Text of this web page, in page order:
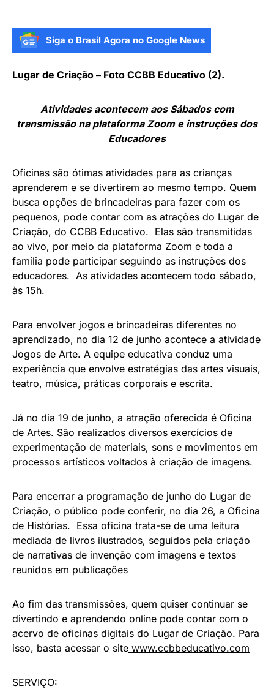
Siga o Brasil Agora no Google News
Lugar de Criação – Foto CCBB Educativo (2).
Atividades acontecem aos Sábados com
transmissão na plataforma Zoom e instruções dos
Educadores
Oficinas são ótimas atividades para as crianças
aprenderem e se divertirem ao mesmo tempo. Quem
busca opções de brincadeiras para fazer com os
pequenos, pode contar com as atrações do Lugar de
Criação, do CCBB Educativo. Elas são transmitidas
ao vivo, por meio da plataforma Zoom e toda a
família pode participar seguindo as instruções dos
educadores. As atividades acontecem todo sábado,
às 15h.
Para envolver jogos e brincadeiras diferentes no
aprendizado, no dia 12 de junho acontece a atividade
Jogos de Arte. A equipe educativa conduz uma
experiência que envolve estratégias das artes visuais,
teatro, música, práticas corporais e escrita.
Já no dia 19 de junho, a atração oferecida é Oficina
de Artes. São realizados diversos exercícios de
experimentação de materiais, sons e movimentos em
processos artísticos voltados à criação de imagens.
Para encerrar a programação de junho do Lugar de
Criação, o público pode conferir, no dia 26, a Oficina
de Histórias. Essa oficina trata-se de uma leitura
mediada de livros ilustrados, seguidos pela criação
de narrativas de invenção com imagens e textos
reunidos em publicações
Ao fim das transmissões, quem quiser continuar se
divertindo e aprendendo online pode contar com o
acervo de oficinas digitais do Lugar de Criação. Para
isso, basta acessar o site www.ccbbeducativo.com
SERVIÇO: